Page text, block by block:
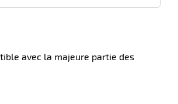
avec la majeure partie des